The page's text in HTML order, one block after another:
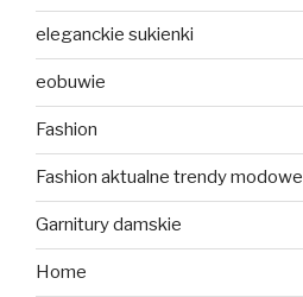
eleganckie sukienki
eobuwie
Fashion
Fashion aktualne trendy modowe
Garnitury damskie
Home